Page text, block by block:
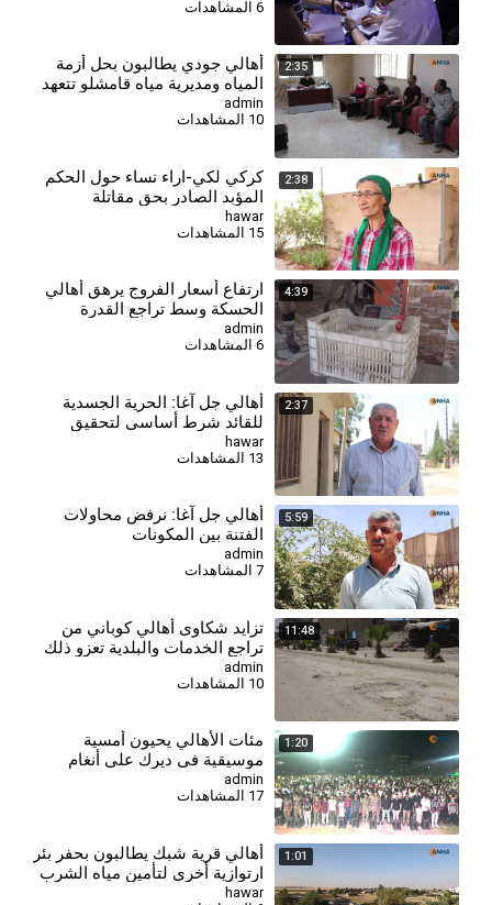
6 المشاهدات
2:35
أهالي جودي يطالبون بحل أزمة
المياه ومديرية مياه قامشلو تتعهد
بإجراءات إسعافية
admin
2:38
كركي لكي-اراء نساء حول الحكم
المؤبد الصادر بحق مقاتلة
جيجك-8-1
hawar
15 المشاهدات
4:39
⁣ارتفاع أسعار الفروج يرهق أهالي
الحسكة وسط تراجع القدرة
الشرائية
admin
6 المشاهدات
2:37
أهالي جل آغا: الحرية الجسدية
للقائد شرط أساسي لتحقيق
السلام وحل القضية الكردية
hawar
13 المشاهدات
5:59
أهالي جل آغا: نرفض محاولات
الفتنة بين المكونات
admin
7 المشاهدات
11:48
⁣تزايد شكاوى أهالي كوباني من
تراجع الخدمات والبلدية تعزو ذلك
لغياب الدعم
admin
1:20
مئات الأهالي يحيون أمسية
موسيقية في ديرك على أنغام
الأغاني الكردية
admin
17 المشاهدات
1:01
أهالي قرية شبك يطالبون بحفر بئر
ارتوازية أخرى لتأمين مياه الشرب
hawar